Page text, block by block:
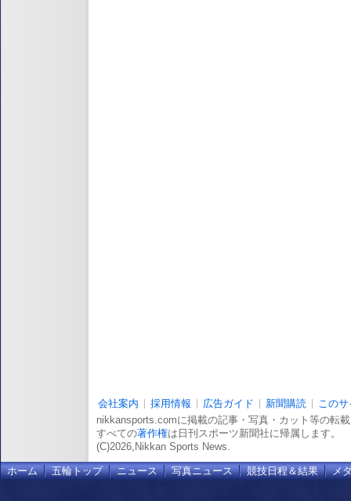
会社案内 採用情報 広告ガイド 新聞購読
この
nikkansports.comに掲載の記事・写真・カット等の転
すべての著作権は日刊スポーツ新聞社に帰属します。
(C)2026,Nikkan Sports News.
ホーム 五輪トップ ニュース 写真ニュース 競技日程＆結果 メ